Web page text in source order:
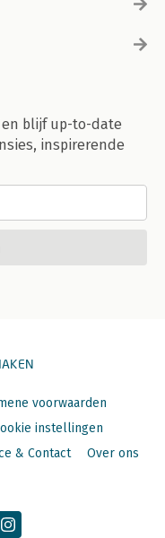
blijf up-to-date
inspirerende
voorwaarden
instellingen
& Contact Over ons